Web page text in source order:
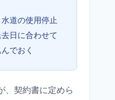
道の使用停止
日に合わせて
でおく
、契約書に定めら